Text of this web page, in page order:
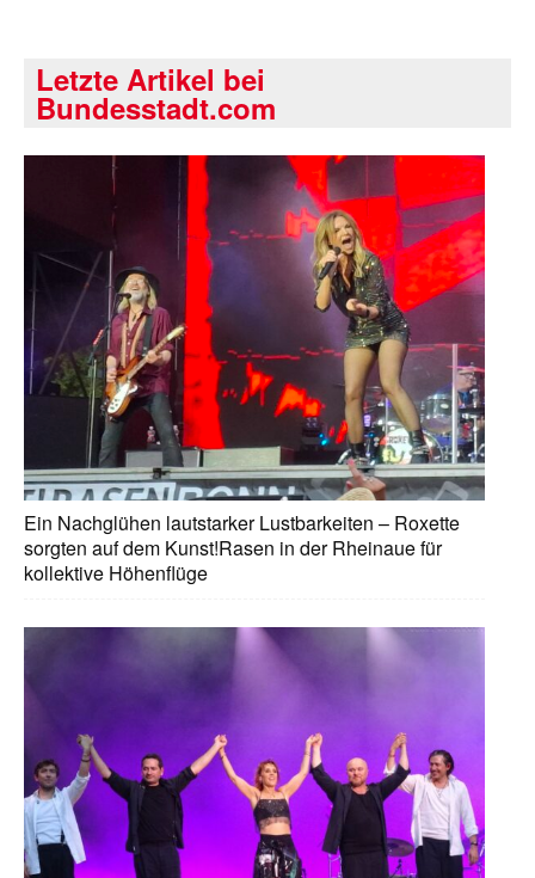
Letzte Artikel bei
Bundesstadt.com
Ein Nachglühen lautstarker Lustbarkeiten – Roxette
sorgten auf dem Kunst!Rasen in der Rheinaue für
kollektive Höhenflüge